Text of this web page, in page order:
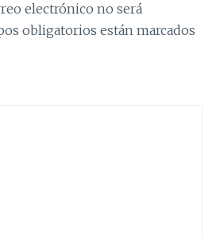
electrónico no será
obligatorios están marcados